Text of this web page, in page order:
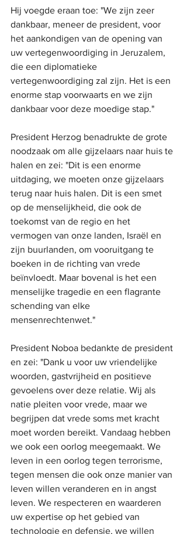
Hij voegde eraan toe: "We zijn zeer
dankbaar, meneer de president, voor
het aankondigen van de opening van
uw vertegenwoordiging in Jeruzalem,
die een diplomatieke
vertegenwoordiging zal zijn. Het is een
enorme stap voorwaarts en we zijn
dankbaar voor deze moedige stap."
President Herzog benadrukte de grote
noodzaak om alle gijzelaars naar huis te
halen en zei: "Dit is een enorme
uitdaging, we moeten onze gijzelaars
terug naar huis halen. Dit is een smet
op de menselijkheid, die ook de
toekomst van de regio en het
vermogen van onze landen, Israël en
zijn buurlanden, om vooruitgang te
boeken in de richting van vrede
beïnvloedt. Maar bovenal is het een
menselijke tragedie en een flagrante
schending van elke
mensenrechtenwet."
President Noboa bedankte de president
en zei: "Dank u voor uw vriendelijke
woorden, gastvrijheid en positieve
gevoelens over deze relatie. Wij als
natie pleiten voor vrede, maar we
begrijpen dat vrede soms met kracht
moet worden bereikt. Vandaag hebben
we ook een oorlog meegemaakt. We
leven in een oorlog tegen terrorisme,
tegen mensen die ook onze manier van
leven willen veranderen en in angst
leven. We respecteren en waarderen
uw expertise op het gebied van
technologie en defensie, we willen